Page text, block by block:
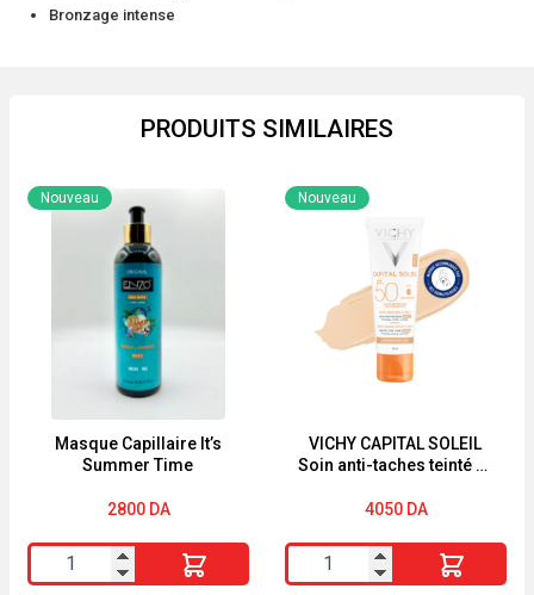
Bronzage intense
PRODUITS SIMILAIRES
Masque Capillaire It’s
Summer Time
Nouveau
2800 DA
quantité
de
VICHY CAPITAL SOLEIL
Soin anti-taches teinté 3-
Nouveau
4050 DA
quantité
de